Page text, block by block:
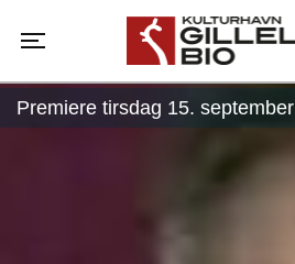
Toggle navigation
Gilleleje Bio
Premiere tirsdag 15. september